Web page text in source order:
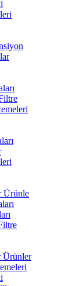
Ürünle
Ürünler